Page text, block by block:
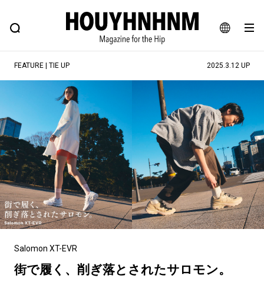
JA
EN
FEATURE BLOG SNAP
ヒップなファッション、カルチャー、ライフスタイルWEBマガジン
#注目のタグ
#SHOPPING ADDICT #憧れの逸品
#ESSENTIAL DESIGNS #古着サミット
#NEW VINTAGE #マイナーグッド図鑑
#路地裏てぃーん。 #MONTHLY JOURNAL
#GH 銘品の所以 #フイナムのYouTube
#Commune H #FOCUS IT #AH.H
#ととけん
#LIFESTYLE #SNEAKER #OUTDOOR
FEATURE | TIE UP 2025.3.12 UP
Salomon XT-EVR
街で履く、削ぎ落とされたサロモン。